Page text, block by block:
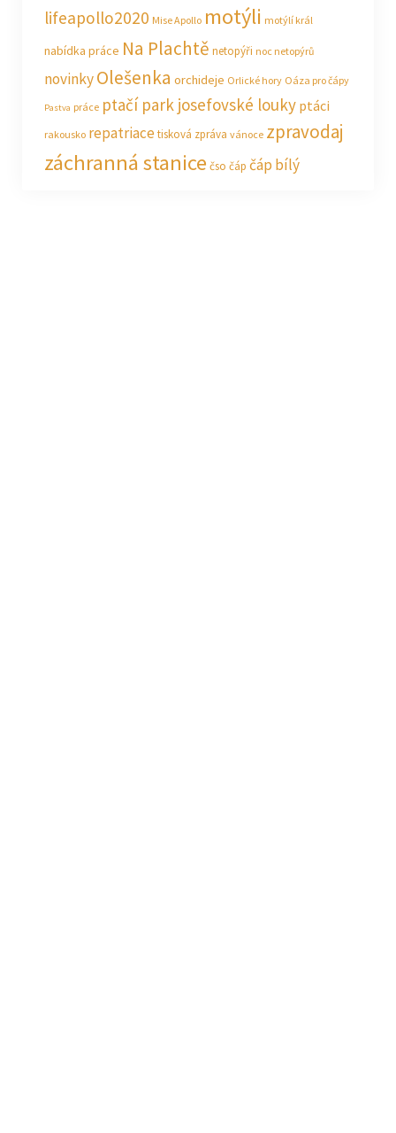
lifeapollo2020 Mise Apollo motýli motýlí král
nabídka práce Na Plachtě netopýři noc netopýrů
novinkyOlešenka orchideje Orlické hory Oáza pro čápy
Pastva práce ptačí park josefovské louky ptáci
rakousko repatriacetisková zpráva vánoce zpravodaj
záchranná stanice čso čáp čáp bílý